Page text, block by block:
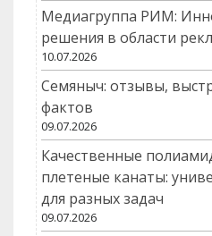
Медиагруппа РИМ:
решения в области
10.07.2026
Семяныч: отзывы,
фактов
09.07.2026
Качественные
плетеные канаты:
для разных задач
09.07.2026